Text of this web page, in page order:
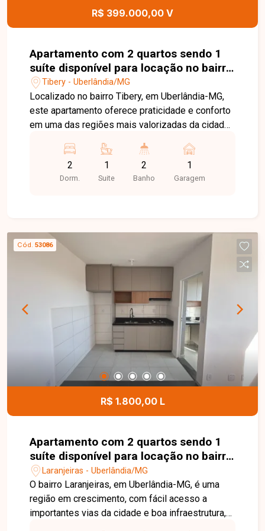
esta excelente oportunidade.
R$ 399.000,00 V
Apartamento com 2 quartos sendo 1
suíte disponível para locação no bairro
Tibery em Uberlândia-MG
Tibery - Uberlândia/MG
Localizado no bairro Tibery, em Uberlândia-MG,
este apartamento oferece praticidade e conforto
em uma das regiões mais valorizadas da cidade.
avenidas, ampla variedade de comércios,
supermercados, farmácias, restaurantes, além de
estar próximo a instituições de ensino e diversos
vista livre, 2 quartos, sendo 1 suíte, banheiros
com armário, espelho e box em blindex, cozinha
em estilo americana revestida com armários
planejados e balcão para refeições, área de
serviço integrada e 1 vaga de garagem. Não
perca a oportunidade de morar em um imóvel que
reúne conforto, funcionalidade e excelente
localização. Entre em contato com a Delta
Imóveis e agende sua visita para conhecer este
apartamento!
2
Dorm.
1
Suite
2
Banho
1
Garagem
Cód. 53086
R$ 1.800,00 L
Apartamento com 2 quartos sendo 1
suíte disponível para locação no bairro
Laranjeiras em Uberlândia-MG
Laranjeiras - Uberlândia/MG
O bairro Laranjeiras, em Uberlândia-MG, é uma
região em crescimento, com fácil acesso a
importantes vias da cidade e boa infraestrutura,